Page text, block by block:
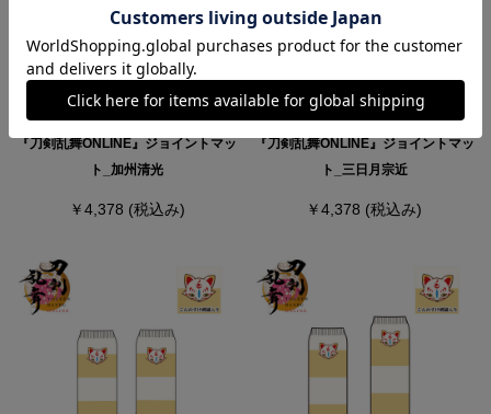
『刀剣乱舞ONLINE』ジョイントマッ
ト_加州清光
￥4,378 (税込み)
『刀剣乱舞ONLINE』ジョイントマッ
ト_三日月宗近
￥4,378 (税込み)